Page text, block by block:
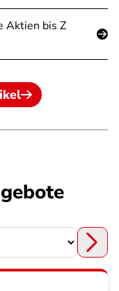
Aktien bis Z